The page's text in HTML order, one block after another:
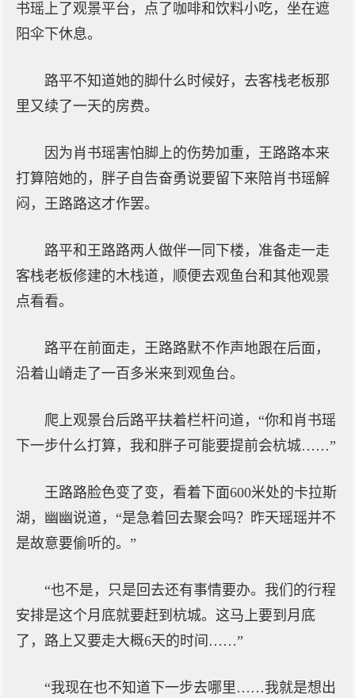
书瑶上了观景平台，点了咖啡和饮料小吃，坐在遮
阳伞下休息。
路平不知道她的脚什么时候好，去客栈老板那
里又续了一天的房费。
因为肖书瑶害怕脚上的伤势加重，王路路本来
打算陪她的，胖子自告奋勇说要留下来陪肖书瑶解
闷，王路路这才作罢。
路平和王路路两人做伴一同下楼，准备走一走
客栈老板修建的木栈道，顺便去观鱼台和其他观景
点看看。
路平在前面走，王路路默不作声地跟在后面，
沿着山嵴走了一百多米来到观鱼台。
爬上观景台后路平扶着栏杆问道，“你和肖书瑶
下一步什么打算，我和胖子可能要提前会杭城……”
王路路脸色变了变，看着下面600米处的卡拉斯
湖，幽幽说道，“是急着回去聚会吗？昨天瑶瑶并不
是故意要偷听的。”
“也不是，只是回去还有事情要办。我们的行程
安排是这个月底就要赶到杭城。这马上要到月底
了，路上又要走大概6天的时间……”
“我现在也不知道下一步去哪里……我就是想出